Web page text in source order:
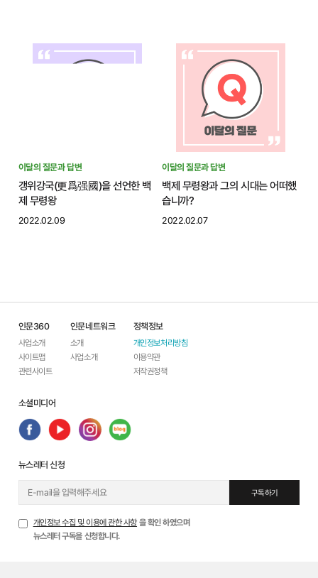
이달의 질문과 답변
갱위강국(更爲强國)을 선언한 백
제 무령왕
2022.02.09
이달의 질문과 답변
백제 무령왕과 그의 시대는 어떠했
습니까?
2022.02.07
인문360
사업소개
사이트맵
관련사이트
인문네트워크
소개
사업소개
정책정보
개인정보처리방침
이용약관
저작권정책
소셜미디어
뉴스레터 신청
구독하기
개인정보 수집 및 이용에 관한 사항 을 확인 하였으며
뉴스레터 구독을 신청합니다.